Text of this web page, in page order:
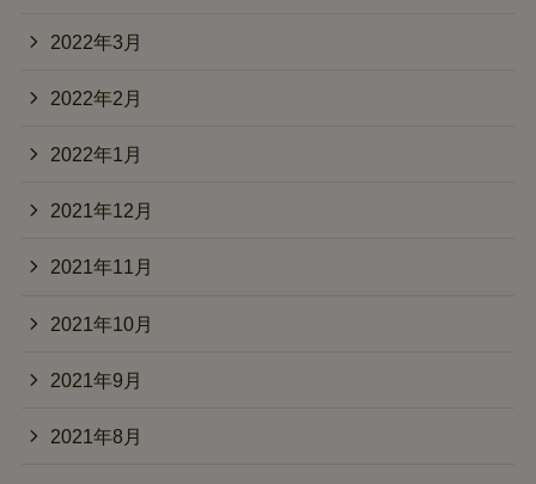
2022年3月
2022年2月
2022年1月
2021年12月
2021年11月
2021年10月
2021年9月
2021年8月